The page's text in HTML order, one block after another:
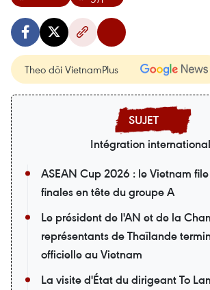
Theo dõi VietnamPlus
Intégration
ASEAN Cup 2026 : le Vietnam
finales en tête du groupe A
Le président de l'AN et de la
représentants de Thaïlande
officielle au Vietnam
La visite d'État du dirigeant To